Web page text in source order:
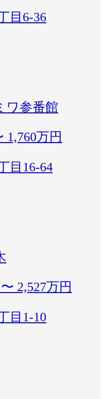
目6-36
ワ参番館
1,760万円
目16-64
2,527万円
目1-10